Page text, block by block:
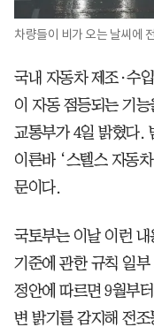
차량들이 비가 오는 날씨에
국내 자동차 제조·수
이 자동 점등되는 기
교통부가 4일 밝혔다.
이른바 ‘스텔스 자동
문이다.
국토부는 이날 이런
기준에 관한 규칙 일
정안에 따르면 9월부
변 밝기를 감지해 전